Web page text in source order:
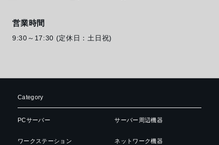
営業時間
9:30～17:30 (定休日：土日祝)
Category
PCサーバー
ワークステーション
サーバー周辺機器
ネットワーク機器